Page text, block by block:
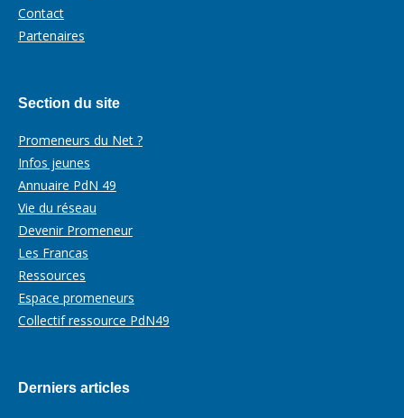
Contact
Partenaires
Section du site
Promeneurs du Net ?
Infos jeunes
Annuaire PdN 49
Vie du réseau
Devenir Promeneur
Les Francas
Ressources
Espace promeneurs
Collectif ressource PdN49
Derniers articles